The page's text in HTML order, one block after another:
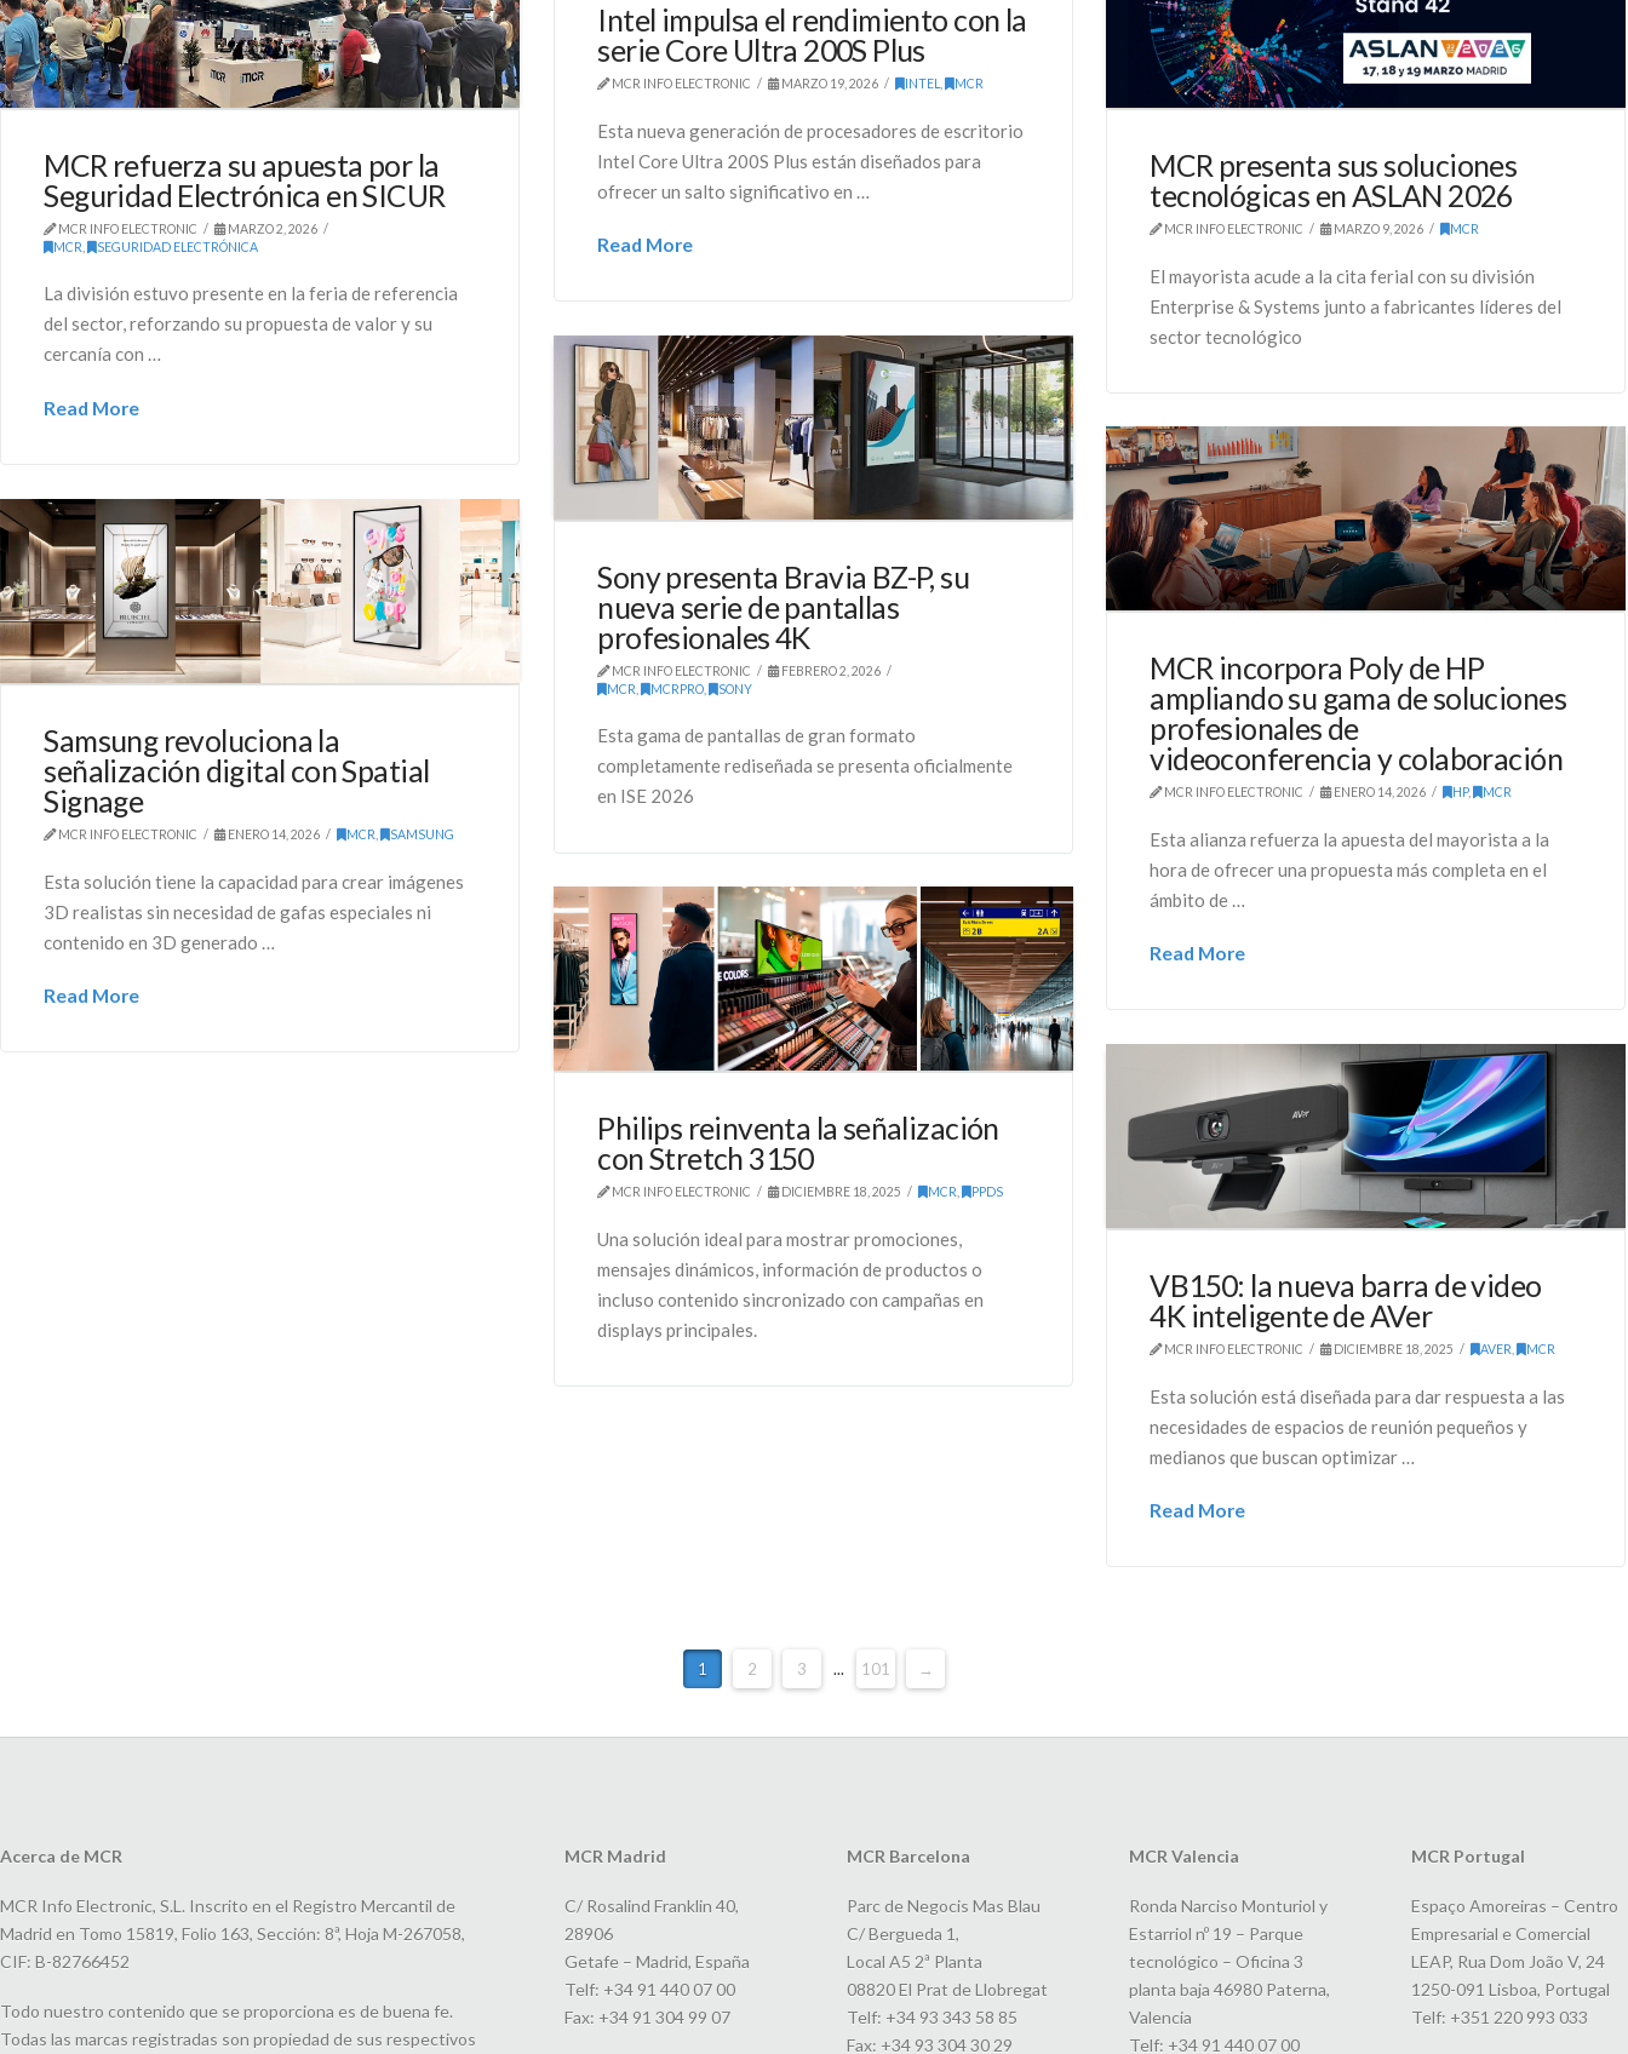
Intel impulsa el rendimiento con la
serie Core Ultra 200S Plus
MCR INFO ELECTRONIC MARZO 19, 2026 INTEL , MCR
Esta nueva generación de procesadores de escritorio
Intel Core Ultra 200S Plus están diseñados para
ofrecer un salto significativo en …
Read More
MCR presenta sus soluciones
tecnológicas en ASLAN 2026
MCR INFO ELECTRONIC MARZO 9, 2026 MCR
El mayorista acude a la cita ferial con su división
Enterprise & Systems junto a fabricantes líderes del
sector tecnológico
MCR refuerza su apuesta por la
Seguridad Electrónica en SICUR
MCR INFO ELECTRONIC
MARZO 2, 2026
MCR , SEGURIDAD ELECTRÓNICA
La división estuvo presente en la feria de referencia
del sector, reforzando su propuesta de valor y su
cercanía con …
Read More
Sony presenta Bravia BZ-P, su
nueva serie de pantallas
profesionales 4K
MCR INFO ELECTRONIC
FEBRERO 2, 2026
MCR , MCRPRO , SONY
Esta gama de pantallas de gran formato
completamente rediseñada se presenta oficialmente
en ISE 2026
MCR incorpora Poly de HP
ampliando su gama de soluciones
profesionales de
videoconferencia y colaboración
MCR INFO ELECTRONIC ENERO 14, 2026 HP, MCR
Esta alianza refuerza la apuesta del mayorista a la
hora de ofrecer una propuesta más completa en el
ámbito de …
Read More
Samsung revoluciona la
señalización digital con Spatial
Signage
MCR INFO ELECTRONIC ENERO 14, 2026 MCR , SAMSUNG
Esta solución tiene la capacidad para crear imágenes
3D realistas sin necesidad de gafas especiales ni
contenido en 3D generado …
Read More
Philips reinventa la señalización
con Stretch 3150
MCR INFO ELECTRONIC DICIEMBRE 18, 2025 MCR , PPDS
Una solución ideal para mostrar promociones,
mensajes dinámicos, información de productos o
incluso contenido sincronizado con campañas en
displays principales.
VB150: la nueva barra de video
4K inteligente de AVer
MCR INFO ELECTRONIC DICIEMBRE 18, 2025 AVER , MCR
Esta solución está diseñada para dar respuesta a las
necesidades de espacios de reunión pequeños y
medianos que buscan optimizar …
Read More
1 2 3 ... 101 →
Acerca de MCR
MCR Info Electronic, S.L. Inscrito en el Registro Mercantil de
Madrid en Tomo 15819, Folio 163, Sección: 8ª, Hoja M-267058,
CIF: B-82766452
Todo nuestro contenido que se proporciona es de buena fe.
Todas las marcas registradas son propiedad de sus respectivos
MCR Madrid
C/ Rosalind Franklin 40,
28906
Getafe – Madrid, España
Telf: +34 91 440 07 00
Fax: +34 91 304 99 07
MCR Barcelona
Parc de Negocis Mas Blau
C/ Bergueda 1,
Local A5 2ª Planta
08820 El Prat de Llobregat
Telf: +34 93 343 58 85
Fax: +34 93 304 30 29
MCR Valencia
Ronda Narciso Monturiol y
Estarriol nº 19 – Parque
tecnológico – Oficina 3
planta baja 46980 Paterna,
Valencia
Telf: +34 91 440 07 00
MCR Portugal
Espaço Amoreiras – Centro
Empresarial e Comercial
LEAP, Rua Dom João V, 24
1250-091 Lisboa, Portugal
Telf: +351 220 993 033